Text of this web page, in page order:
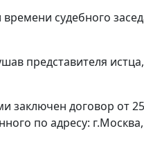
судебного
представителя
заключен договор от
по адресу: